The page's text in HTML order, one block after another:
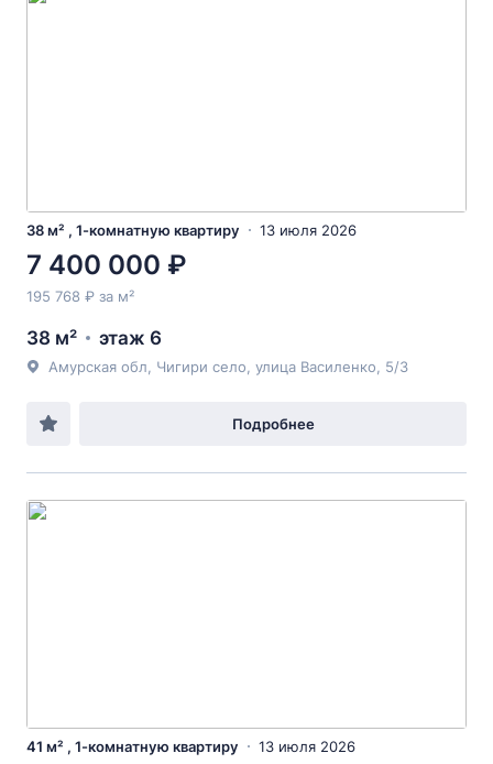
38 м² , 1-комнатную квартиру 13 июля 2026
7 400 000 ₽
195 768 ₽ за м²
38 м² этаж 6
Амурская обл, Чигири село, улица Василенко, 5/3
Подробнее
41 м² , 1-комнатную квартиру 13 июля 2026